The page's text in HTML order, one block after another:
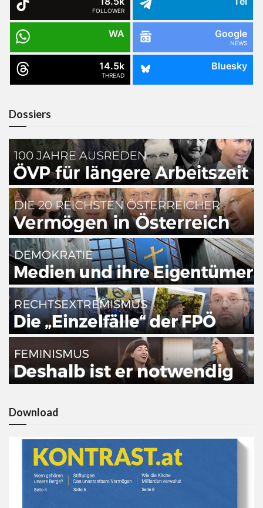
FOLLOWER
WA Google
NEWS
14.5k
THREAD
Bluesky
Dossiers
Download